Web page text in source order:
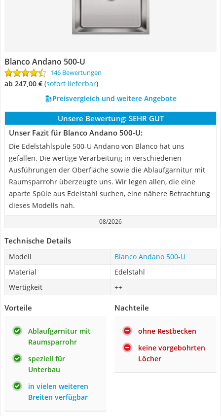
Blanco Andano 500-U
146 Bewertungen
ab 247,00 € ( Sofort lieferbar)
Preisvergleich und weitere Angebote
Unsere Bewertung: SEHR GUT
Unser Fazit für Blanco Andano 500-U:
Die Edelstahlspüle 500-U Andano von Blanco hat uns
gefallen. Die wertige Verarbeitung in verschiedenen
Ausführungen der Oberfläche sowie die Ablaufgarnitur mit
Raumsparrohr überzeugte uns. Wir legen allen, die eine
aparte Spüle aus Edelstahl suchen, eine nähere Betrachtung
dieses Modells nah.
08/2026
Technische Details
Modell
Blanco Andano 500-U
Material
Edelstahl
Wertigkeit
++
Vorteile
Ablaufgarnitur mit
Raumsparrohr
speziell für
Unterbau
in vielen weiteren
Breiten verfügbar
Nachteile
ohne Restbecken
keine vorgebohrten
Löcher